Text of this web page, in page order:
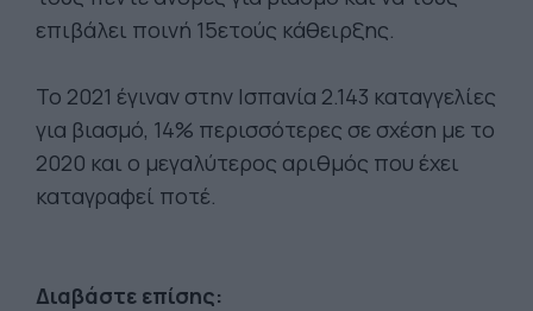
επιβάλει ποινή 15ετούς κάθειρξης.
Το 2021 έγιναν στην Ισπανία 2.143 καταγγελίες
για βιασμό, 14% περισσότερες σε σχέση με το
2020 και ο μεγαλύτερος αριθμός που έχει
καταγραφεί ποτέ.
Διαβάστε επίσης: